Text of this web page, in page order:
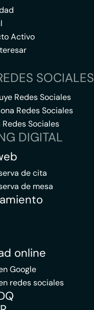
Activo
SOCIALES
Redes Sociales
Redes Sociales
Redes Sociales
DIGITAL
de cita
de mesa
online
Google
redes sociales